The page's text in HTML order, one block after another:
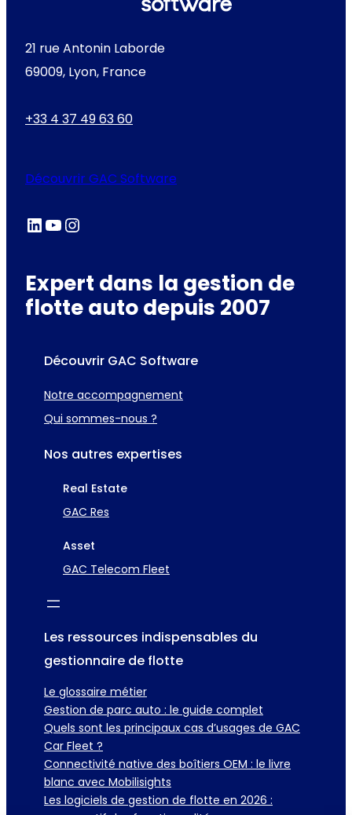
21 rue Antonin Laborde
69009, Lyon, France
+33 4 37 49 63 60
Découvrir GAC Software
LinkedIn YouTube Instagram
Expert dans la gestion de
flotte auto depuis 2007
Découvrir GAC Software
Notre accompagnement
Qui sommes-nous ?
Nos autres expertises
Real Estate
GAC Res
Asset
GAC Telecom Fleet
Les ressources indispensables du
gestionnaire de flotte
Le glossaire métier
Gestion de parc auto : le guide complet
Quels sont les principaux cas d’usages de GAC
Car Fleet ?
Connectivité native des boîtiers OEM : le livre
blanc avec Mobilisights
Les logiciels de gestion de flotte en 2026 :